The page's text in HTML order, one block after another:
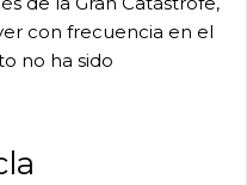
con frecuencia en el
no ha sido